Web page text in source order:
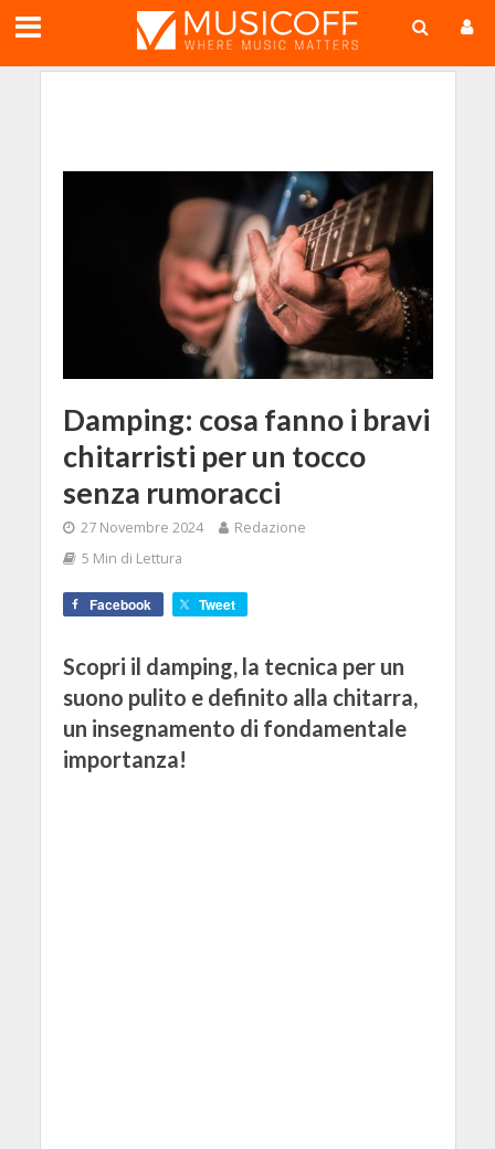
Damping: cosa fanno i bravi
chitarristi per un tocco
senza rumoracci
27 Novembre 2024
Redazione
5 Min di Lettura
Facebook Tweet
Scopri il damping, la tecnica per un
suono pulito e definito alla chitarra,
un insegnamento di fondamentale
importanza!